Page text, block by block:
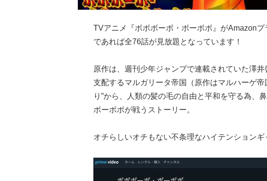
TVアニメ『ボボボーボ・ボーボボ』がAmazon
であれば全76話が見放題となっています！
原作は、週刊少年ジャンプで連載されていた澤
支配するマルガリータ帝国（原作はマルハーゲ帝
り”から、人類の髪の毛の自由と平和を守る為、
ボーボボが戦うストーリー。
オチらしいオチもない不条理なハイテンションギ